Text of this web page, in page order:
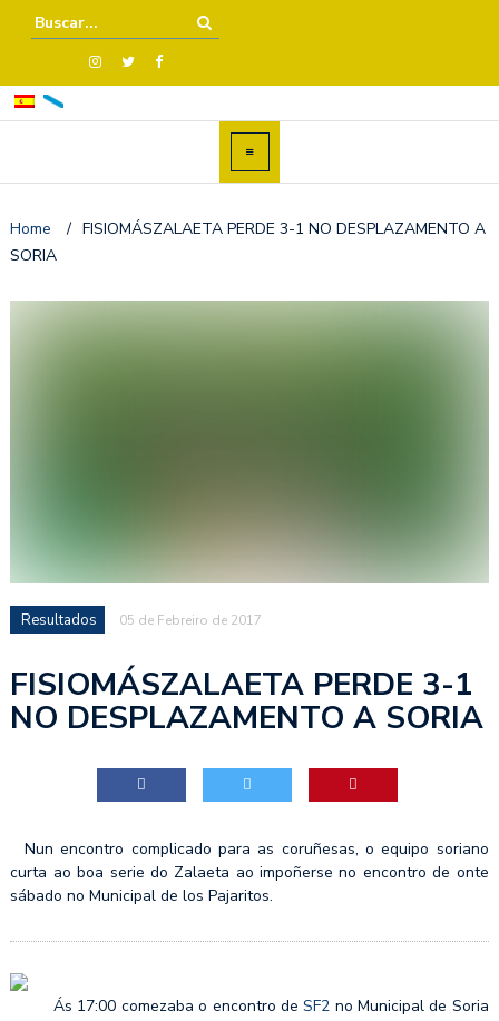
Home / FISIOMÁSZALAETA PERDE 3-1 NO DESPLAZAMENTO A
SORIA
Resultados 05 de Febreiro de 2017
FISIOMÁSZALAETA PERDE 3-1
NO DESPLAZAMENTO A SORIA
Nun encontro complicado para as coruñesas, o equipo soriano
curta ao boa serie do Zalaeta ao impoñerse no encontro de onte
sábado no Municipal de los Pajaritos.
Ás 17:00 comezaba o encontro deSF2 no Municipal de Soria